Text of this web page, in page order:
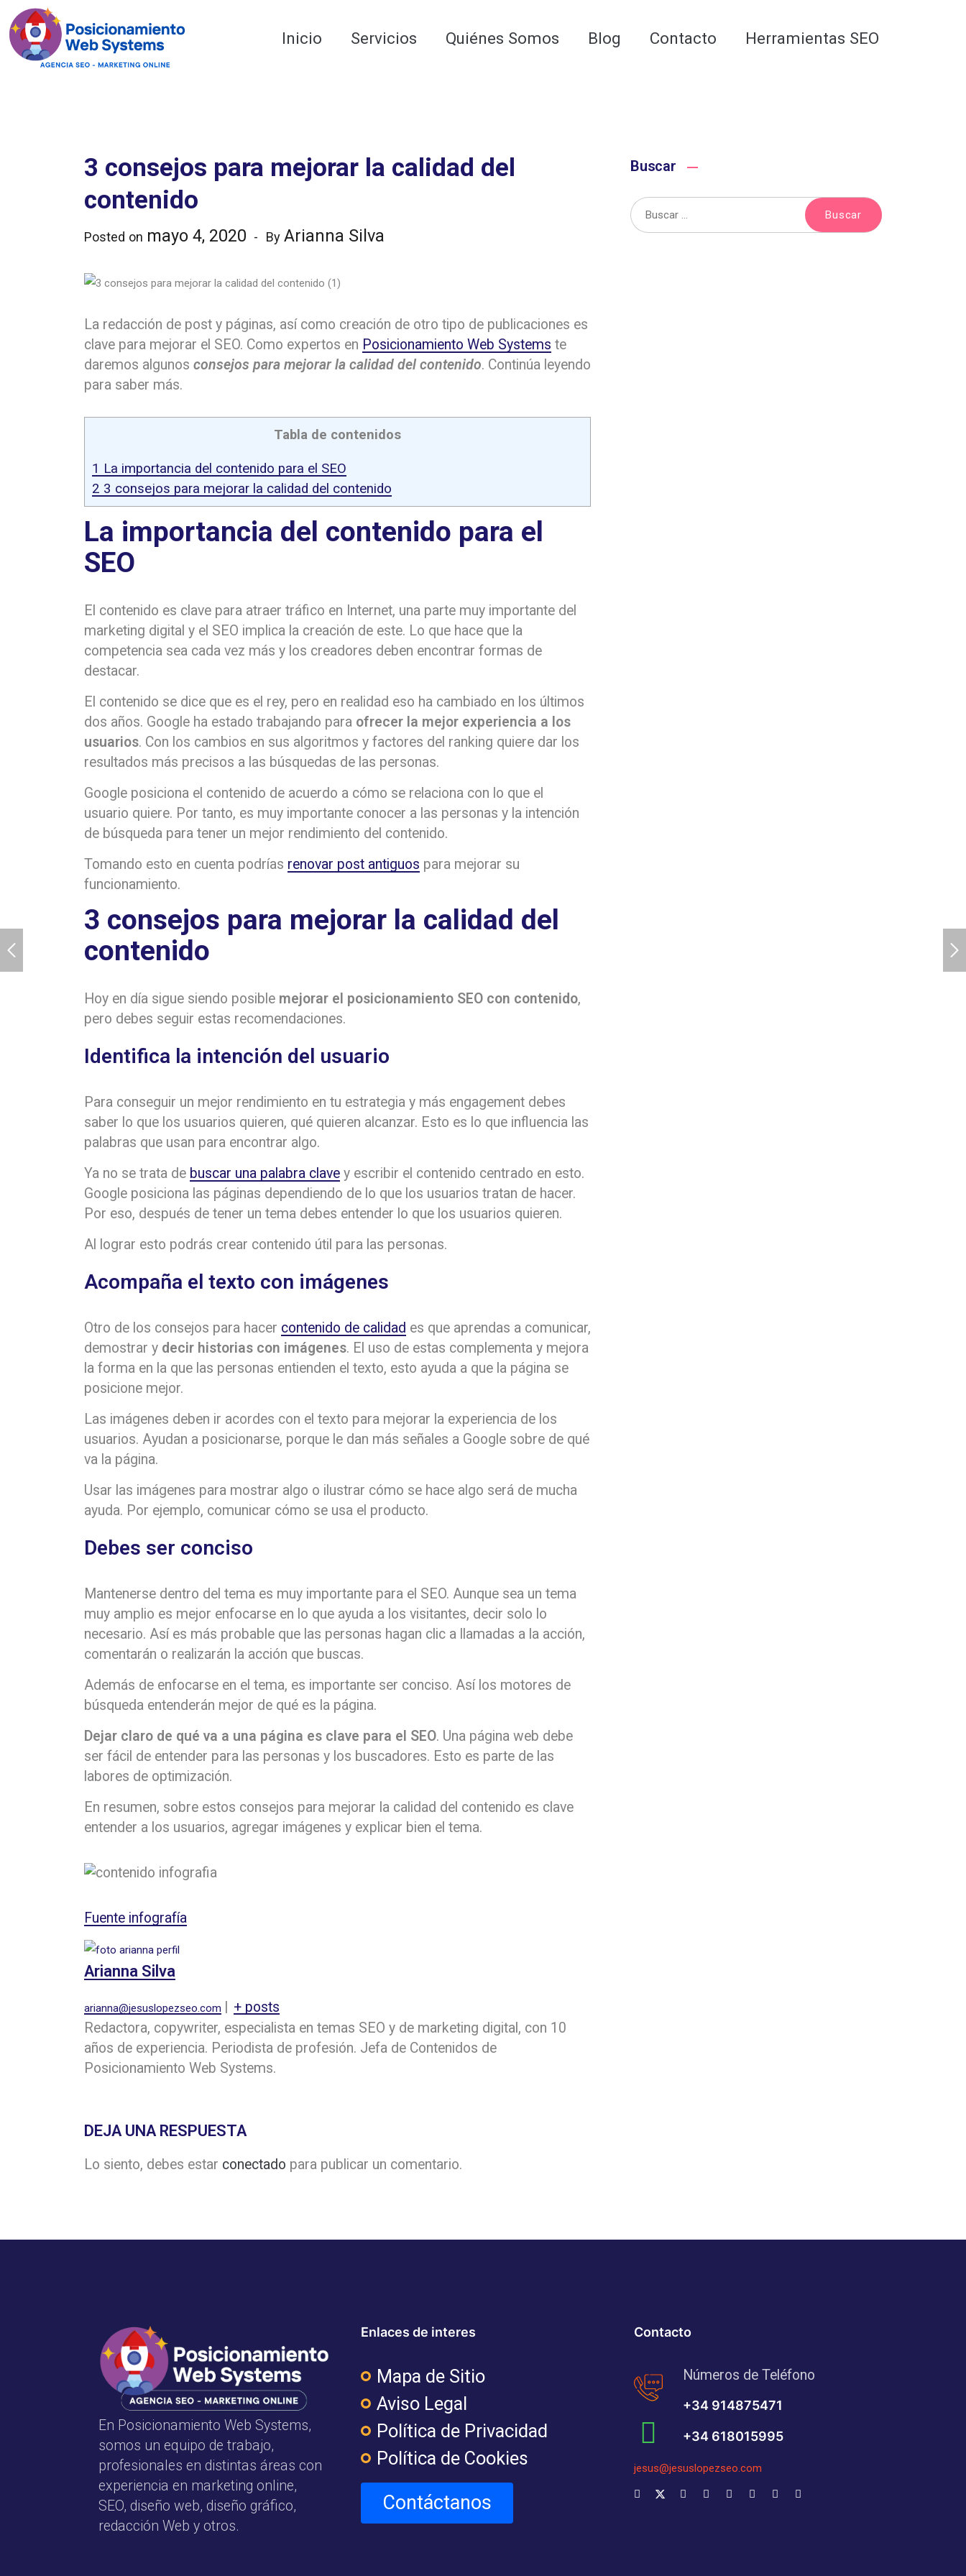
Inicio Servicios Quiénes Somos Blog Contacto Herramientas SEO
3 consejos para mejorar la calidad del
contenido
Posted on mayo 4, 2020 By Arianna Silva
La redacción de post y páginas, así como creación de otro tipo de publicaciones es
clave para mejorar el SEO. Como expertos en Posicionamiento Web Systems te
daremos algunos consejos para mejorar la calidad del contenido. Continúa leyendo
para saber más.
Tabla de contenidos
1 La importancia del contenido para el SEO
2 3 consejos para mejorar la calidad del contenido
La importancia del contenido para el
SEO
El contenido es clave para atraer tráfico en Internet, una parte muy importante del
marketing digital y el SEO implica la creación de este. Lo que hace que la
competencia sea cada vez más y los creadores deben encontrar formas de
destacar.
El contenido se dice que es el rey, pero en realidad eso ha cambiado en los últimos
dos años. Google ha estado trabajando para ofrecer la mejor experiencia a los
usuarios. Con los cambios en sus algoritmos y factores del ranking quiere dar los
resultados más precisos a las búsquedas de las personas.
Google posiciona el contenido de acuerdo a cómo se relaciona con lo que el
usuario quiere. Por tanto, es muy importante conocer a las personas y la intención
de búsqueda para tener un mejor rendimiento del contenido.
Tomando esto en cuenta podrías renovar post antiguos para mejorar su
funcionamiento.
3 consejos para mejorar la calidad del
contenido
Hoy en día sigue siendo posible mejorar el posicionamiento SEO con contenido,
pero debes seguir estas recomendaciones.
Identifica la intención del usuario
Para conseguir un mejor rendimiento en tu estrategia y más engagement debes
saber lo que los usuarios quieren, qué quieren alcanzar. Esto es lo que influencia las
palabras que usan para encontrar algo.
Ya no se trata de buscar una palabra clave y escribir el contenido centrado en esto.
Google posiciona las páginas dependiendo de lo que los usuarios tratan de hacer.
Por eso, después de tener un tema debes entender lo que los usuarios quieren.
Al lograr esto podrás crear contenido útil para las personas.
Acompaña el texto con imágenes
Otro de los consejos para hacer contenido de calidad es que aprendas a comunicar,
demostrar y decir historias con imágenes. El uso de estas complementa y mejora
la forma en la que las personas entienden el texto, esto ayuda a que la página se
posicione mejor.
Las imágenes deben ir acordes con el texto para mejorar la experiencia de los
usuarios. Ayudan a posicionarse, porque le dan más señales a Google sobre de qué
va la página.
Usar las imágenes para mostrar algo o ilustrar cómo se hace algo será de mucha
ayuda. Por ejemplo, comunicar cómo se usa el producto.
Debes ser conciso
Mantenerse dentro del tema es muy importante para el SEO. Aunque sea un tema
muy amplio es mejor enfocarse en lo que ayuda a los visitantes, decir solo lo
necesario. Así es más probable que las personas hagan clic a llamadas a la acción,
comentarán o realizarán la acción que buscas.
Además de enfocarse en el tema, es importante ser conciso. Así los motores de
búsqueda entenderán mejor de qué es la página.
Dejar claro de qué va a una página es clave para el SEO. Una página web debe
ser fácil de entender para las personas y los buscadores. Esto es parte de las
labores de optimización.
En resumen, sobre estos consejos para mejorar la calidad del contenido es clave
entender a los usuarios, agregar imágenes y explicar bien el tema.
Fuente infografía
Arianna Silva
arianna@jesuslopezseo.com
+ posts
Redactora, copywriter, especialista en temas SEO y de marketing digital, con 10
años de experiencia. Periodista de profesión. Jefa de Contenidos de
Posicionamiento Web Systems.
DEJA UNA RESPUESTA
Lo siento, debes estar conectado para publicar un comentario.
Buscar
En Posicionamiento Web Systems,
somos un equipo de trabajo,
profesionales en distintas áreas con
experiencia en marketing online,
SEO, diseño web, diseño gráfico,
redacción Web y otros.
Enlaces de interes
Mapa de Sitio
Aviso Legal
Política de Privacidad
Política de Cookies
Contáctanos
Contacto
Números de Teléfono
+34 914875471
+34 618015995
jesus@jesuslopezseo.com